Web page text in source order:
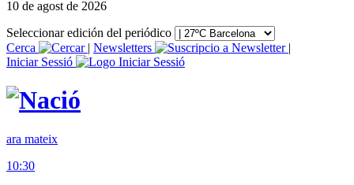
10 de agost de 2026
Seleccionar edición del periódico
Cerca
| Newsletters
|
Iniciar Sessió
ara mateix
10:30